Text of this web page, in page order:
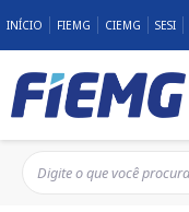
INÍCIO FIEMG CIEMG SESI